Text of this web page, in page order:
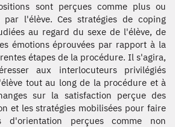
sont perçues comme plus ou
par l'élève. Ces stratégies de coping
au regard du sexe de l'élève, de
émotions éprouvées par rapport à la
étapes de la procédure. Il s'agira,
aux interlocuteurs privilégiés
tout au long de la procédure et à
sur la satisfaction perçue des
et les stratégies mobilisées pour faire
d'orientation perçues comme non